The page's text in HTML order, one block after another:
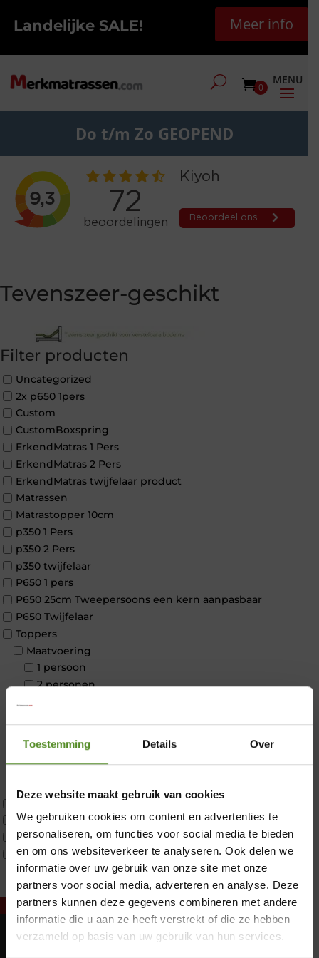
Toestemming Details Over
Deze website maakt gebruik van cookies
We gebruiken cookies om content en advertenties te
personaliseren, om functies voor social media te bieden
en om ons websiteverkeer te analyseren. Ook delen we
informatie over uw gebruik van onze site met onze
partners voor social media, adverteren en analyse. Deze
partners kunnen deze gegevens combineren met andere
informatie die u aan ze heeft verstrekt of die ze hebben
verzameld op basis van uw gebruik van hun services.
Landelijke SALE! Meer info
0
Do t/m Zo GEOPEND
Tevenszeer-geschikt
Filter producten
Uncategorized
2x p650 1pers
Custom
CustomBoxspring
ErkendMatras 1 Pers
ErkendMatras 2 Pers
ErkendMatras twijfelaar product
Matrassen
Matrastopper 10cm
p350 1 Pers
p350 2 Pers
p350 twijfelaar
P650 1 pers
P650 25cm Tweepersoons een kern aanpasbaar
P650 Twijfelaar
Toppers
Maatvoering
1 persoon
2 personen
Koudschuim
Latex
Tweepersoons 1 kern
Tweepersoons 1 kern product
Tweepersoons 2 kernen
Webshop Only Collectie
Showroom Breda
×